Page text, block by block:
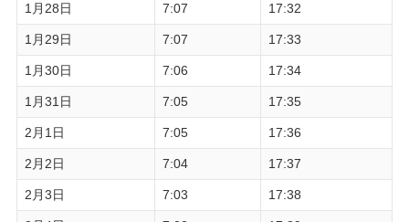
1月28日 7:07 17:32
1月29日 7:07 17:33
1月30日 7:06 17:34
1月31日 7:05 17:35
2月1日 7:05 17:36
2月2日 7:04 17:37
2月3日 7:03 17:38